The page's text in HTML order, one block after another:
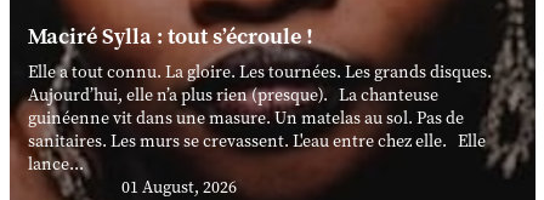
Maciré Sylla : tout s’écroule !
Elle a tout connu. La gloire. Les tournées. Les grands disques.
Aujourd’hui, elle n’a plus rien (presque). La chanteuse
guinéenne vit dans une masure. Un matelas au sol. Pas de
sanitaires. Les murs se crevassent. L'eau entre chez elle. Elle
lance...
01 August, 2026